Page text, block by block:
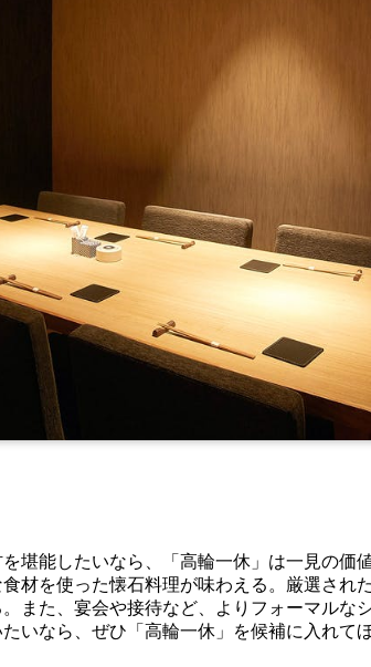
堪能したいなら、「高輪一休」は一見の価
材を使った懐石料理が味わえる。厳選され
また、宴会や接待など、よりフォーマルな
いなら、ぜひ「高輪一休」を候補に入れてほ